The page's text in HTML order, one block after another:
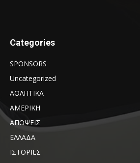
Categories
SPONSORS
Uncategorized
ΑΘΛΗΤΙΚΑ
ΑΜΕΡΙΚΗ
ΑΠΟΨΕΙΣ
ΕΛΛΑΔΑ
ΙΣΤΟΡΙΕΣ